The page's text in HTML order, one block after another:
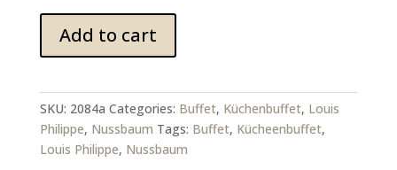
Philippe
Küchenbuffet
Add to cart
SKU: 2084a Categories: Buffet, Küchenbuffet, Louis
Philippe, Nussbaum Tags: Buffet, Kücheenbuffet,
Louis Philippe, Nussbaum